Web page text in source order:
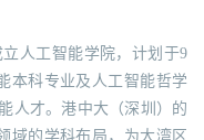
人工智能学院，计划于9
本科专业及人工智能哲学
人才。港中大（深圳）的
域的学科布局，为大湾区